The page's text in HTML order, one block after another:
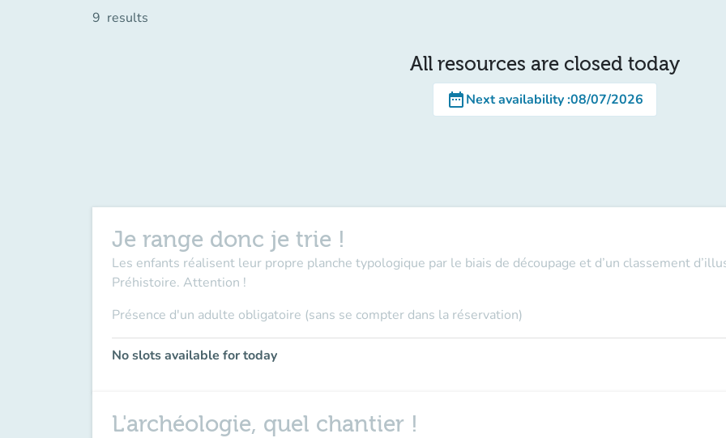
9 results
All resources are closed today
date_rangeNext availability:08/07/2026
Je range donc je trie !
Les enfants réalisent leur propre planche typologique par le biais de découpage et d’un classement
Préhistoire. Attention !
Présence d'un adulte obligatoire (sans se compter dans la réservation)
No slots available for today
L'archéologie, quel chantier !